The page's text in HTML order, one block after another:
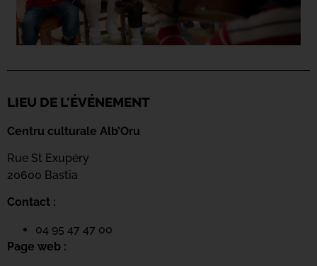
LIEU DE L'ÉVÉNEMENT
Centru culturale Alb’Oru
Rue St Exupéry
20600 Bastia
Contact :
04 95 47 47 00
Page web :